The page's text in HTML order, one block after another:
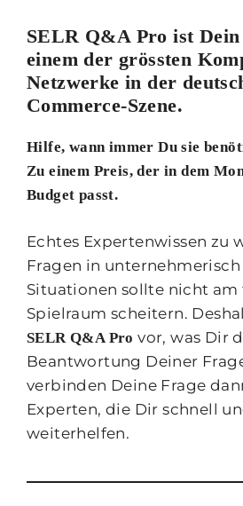
SELR Q&A Pro ist Dein
einem der grössten
Netzwerke in der
Commerce-Szene.
Hilfe, wann immer Du sie
Zu einem Preis, der in dem
Budget passt.
Echtes Expertenwissen zu
Fragen in
Situationen sollte nicht am
Spielraum scheitern.
SELR Q&A Pro vor, was Dir
Beantwortung Deiner
verbinden Deine Frage
Experten, die Dir schnell
weiterhelfen.